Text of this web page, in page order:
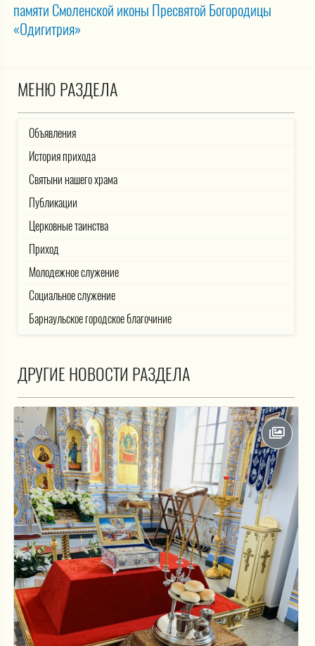
памяти Смоленской иконы Пресвятой Богородицы
«Одигитрия»
МЕНЮ РАЗДЕЛА
Объявления
История прихода
Святыни нашего храма
Публикации
Церковные таинства
Приход
Молодежное служение
Социальное служение
Барнаульское городское благочиние
ДРУГИЕ НОВОСТИ РАЗДЕЛА